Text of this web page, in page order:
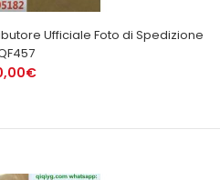
Ufficiale Foto di Spedizione